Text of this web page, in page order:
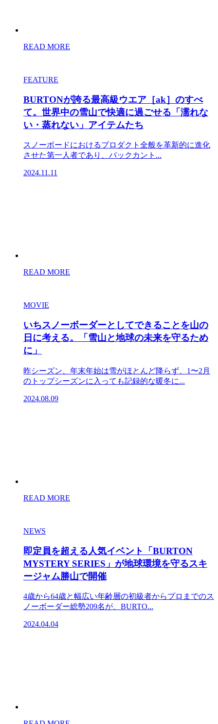
READ MORE
FEATURE
BURTONが誇る最高級ウエア［ak］のすべ
て。世界中の雪山で快適に過ごせる「濡れな
い・蒸れない」アイテムたち
スノーボードにおけるプロダクト全般を革新的に進化
させた第一人者であり、バックカント...
2024.11.11
READ MORE
MOVIE
いちスノーボーダーとしてできることを山の
日に考える。「雪山と地球の未来を守るため
に」
昨シーズン、年末年始は雪がほとんど降らず、1〜2月
のトップシーズンに入っても記録的な暖冬に...
2024.08.09
READ MORE
NEWS
即定員を超える人気イベント「BURTON
MYSTERY SERIES」が地球環境を守るスキ
ージャム勝山で開催
4歳から64歳と幅広い年齢層の初級者からプロまでのス
ノーボーダー総勢209名が、BURTO...
2024.04.04